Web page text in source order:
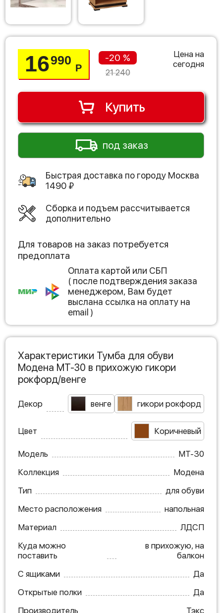
16990
Р
-20 %
21 240
Цена на
сегодня
Купить
под заказ
Быстрая доставка по городу Москва
1490 ₽
Сборка и подъем рассчитывается
дополнительно
Для товаров на заказ потребуется
предоплата
Оплата картой или СБП
( после подтверждения заказа
менеджером, Вам будет
выслана ссылка на оплату на
email )
Характеристики Тумба для обуви
Модена МТ-30 в прихожую гикори
рокфорд/венге
Декор венге гикори рокфорд
Цвет Коричневый
Модель
МТ-30
Коллекция
Модена
Тип
для обуви
Место расположения
напольная
Материал
ЛДСП
Куда можно
поставить
в прихожую, на
балкон
С ящиками
Да
Открытые полки
Да
Производитель
Тэкс